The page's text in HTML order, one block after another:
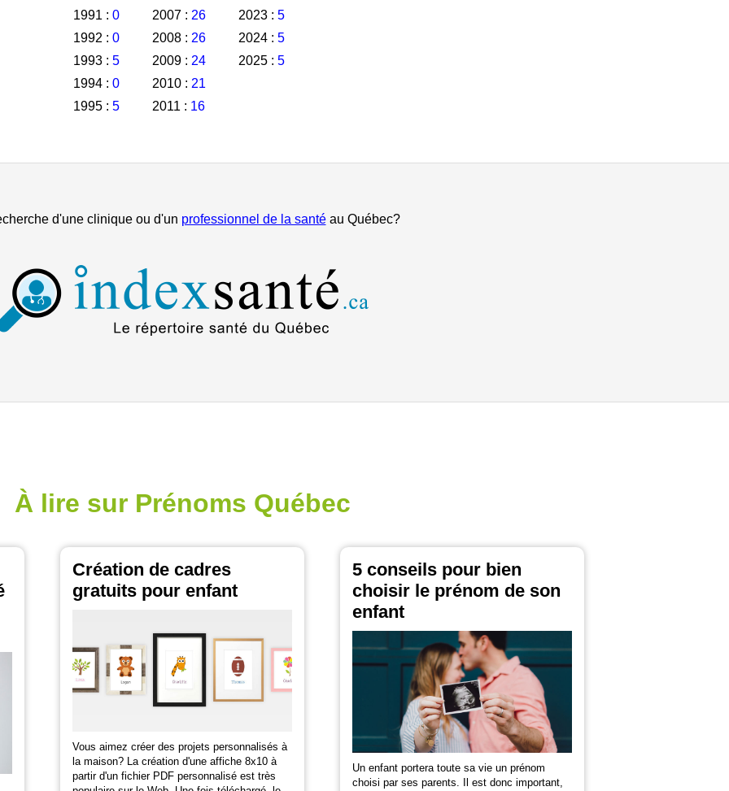
1991 : 0
1992 : 0
1993 : 5
1994 : 0
1995 : 5
2007 : 26
2008 : 26
2009 : 24
2010 : 21
2011 : 16
2023 : 5
2024 : 5
2025 : 5
d'une clinique ou d'un professionnel de la santéau Québec?
À lire sur Prénoms Québec
Création de cadres
gratuits pour enfant
Vous aimez créer des projets personnalisés à
la maison? La création d'une affiche 8x10 à
partir d'un fichier PDF personnalisé est très
5 conseils pour bien
choisir le prénom de son
enfant
Un enfant portera toute sa vie un prénom
choisi par ses parents. Il est donc important,